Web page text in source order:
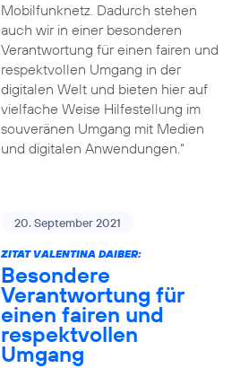
Mobilfunknetz. Dadurch stehen
auch wir in einer besonderen
Verantwortung für einen fairen und
respektvollen Umgang in der
digitalen Welt und bieten hier auf
vielfache Weise Hilfestellung im
souveränen Umgang mit Medien
und digitalen Anwendungen.“
20. September 2021
ZITAT VALENTINA DAIBER:
Besondere
Verantwortung für
einen fairen und
respektvollen
Umgang